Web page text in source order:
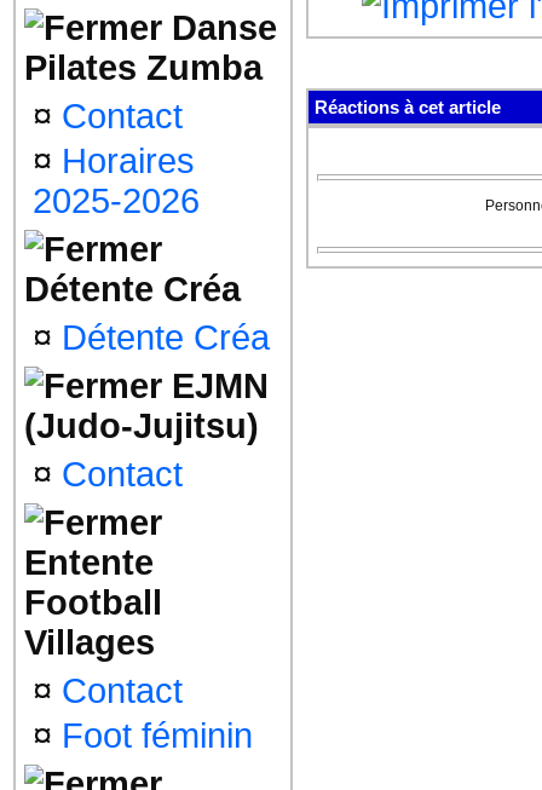
Danse
Pilates Zumba
¤ Contact
¤ Horaires
2025-2026
Détente Créa
¤ Détente Créa
EJMN
(Judo-Jujitsu)
¤ Contact
Entente
Football
Villages
¤ Contact
¤ Foot féminin
Réactions à cet article